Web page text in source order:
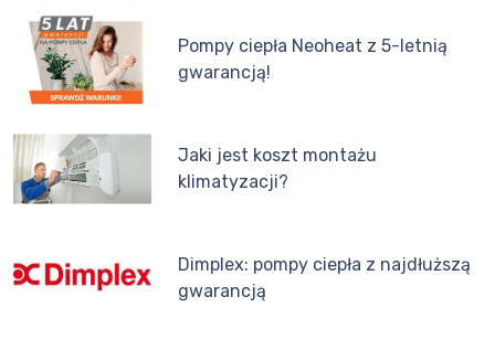
Pompy ciepła Neoheat z 5-letnią
gwarancją!
Jaki jest koszt montażu
klimatyzacji?
Dimplex: pompy ciepła z najdłuższą
gwarancją